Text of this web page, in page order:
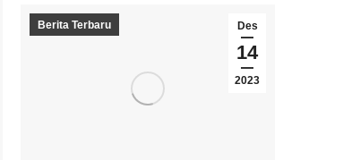
Des
14
2023
Berita Terbaru